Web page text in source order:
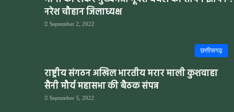
नरेश चौहान जिलाध्यक्ष
September 2, 2022
छत्तीसगढ़
राष्ट्रीय संगठन अखिल भारतीय मरार माली कुशवाहा
सैनी मौर्य महासभा की बैठक संपन्न
September 5, 2022